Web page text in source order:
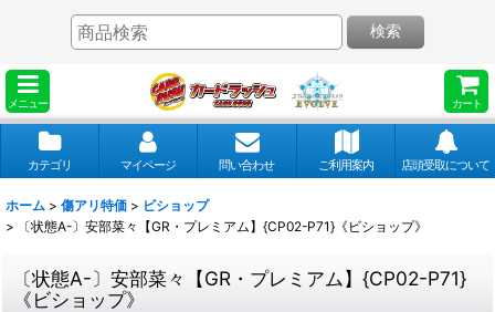
メニュー カート
検索
カテゴリ マイページ 問い合わせ ご利用案内 店頭受取について
ホーム > 傷アリ特価 > ビショップ
>
〔状態A-〕安部菜々【GR・プレミアム】{CP02-P71}《ビショップ》
〔状態A-〕安部菜々【GR・プレミアム】{CP02-P71}
《ビショップ》